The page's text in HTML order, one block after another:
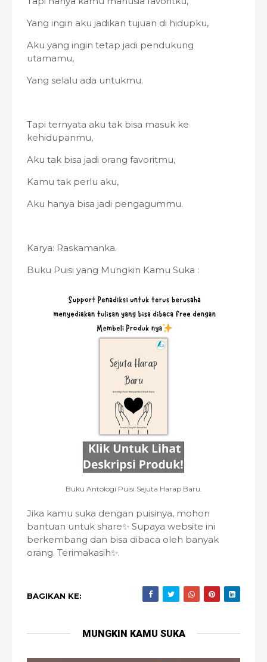
Yang ingin aku jadikan tujuan di hidupku,
Aku yang ingin tetap jadi pendukung
utamamu,
Yang selalu ada untukmu.
Tapi ternyata aku tak bisa masuk ke
kehidupanmu,
Aku tak bisa jadi orang favoritmu,
Kamu tak perlu aku,
Aku hanya bisa jadi pengagummu.
Karya: Raskamanka.
Buku Puisi yang Mungkin Kamu Suka :
Buku Antologi Puisi Sejuta Harap Baru.
Jika kamu suka dengan puisinya, mohon
bantuan untuk share✨ Supaya website ini
berkembang dan bisa dibaca oleh banyak
orang. Terimakasih✨.
BAGIKAN KE:
MUNGKIN KAMU SUKA